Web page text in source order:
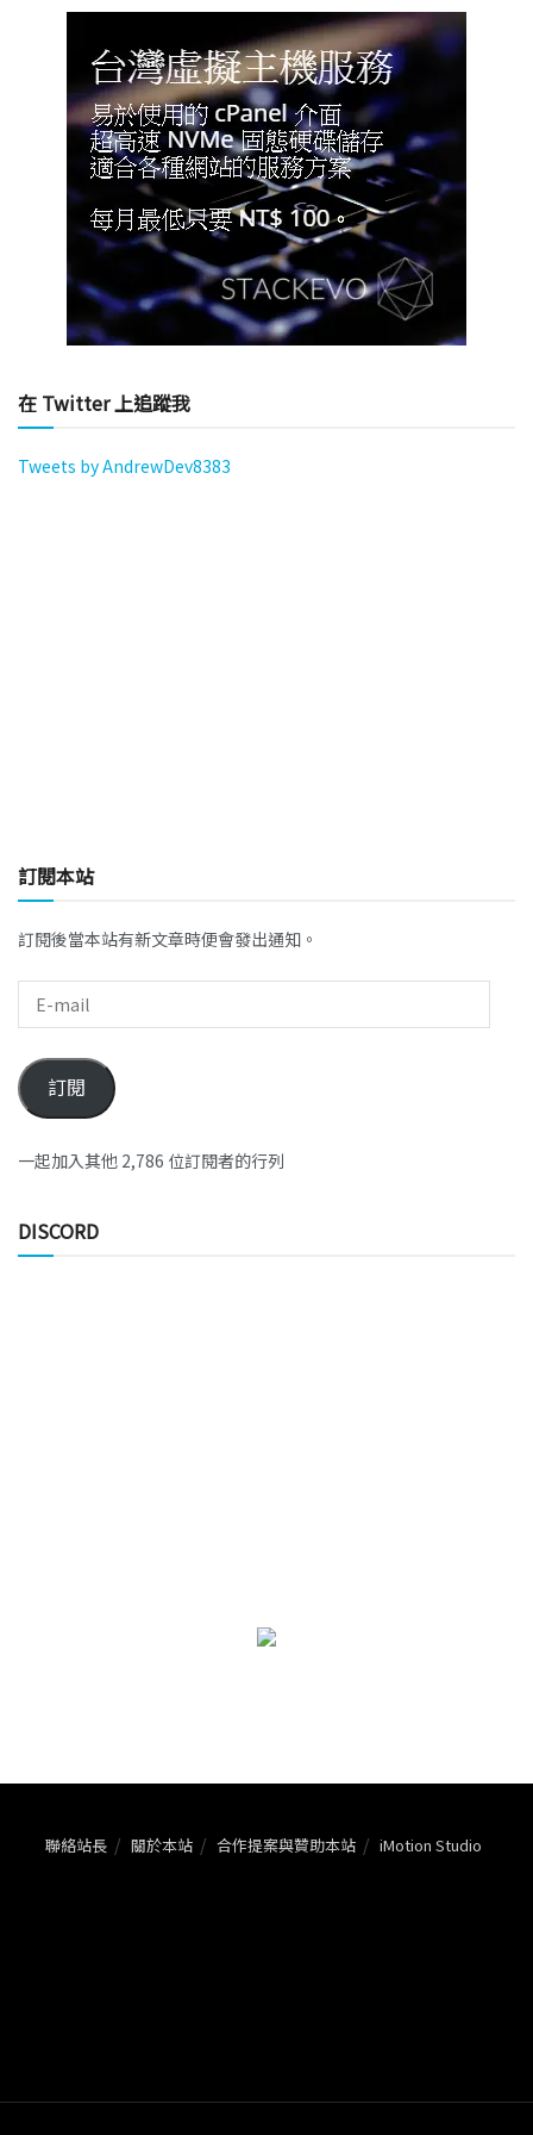
在 Twitter 上追蹤我
Tweets by AndrewDev8383
訂閱本站
訂閱後當本站有新文章時便會發出通知。
訂閱
一起加入其他 2,786 位訂閱者的行列
DISCORD
聯絡站長 關於本站 合作提案與贊助本站 iMotion Studio